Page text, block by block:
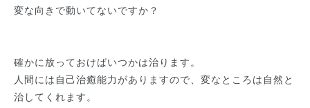
変な向きで動いてないですか？
確かに放っておけばいつかは治ります。
人間には自己治癒能力がありますので、変なところは自然と
治してくれます。